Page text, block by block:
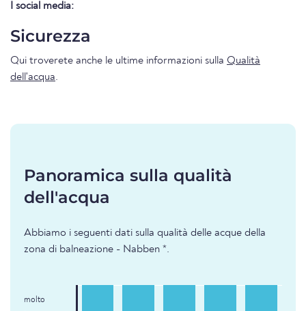
I social media:
Sicurezza
Qui troverete anche le ultime informazioni sulla Qualità
dell'acqua.
Panoramica sulla qualità
dell'acqua
Abbiamo i seguenti dati sulla qualità delle acque della
zona di balneazione - Nabben *.
molto